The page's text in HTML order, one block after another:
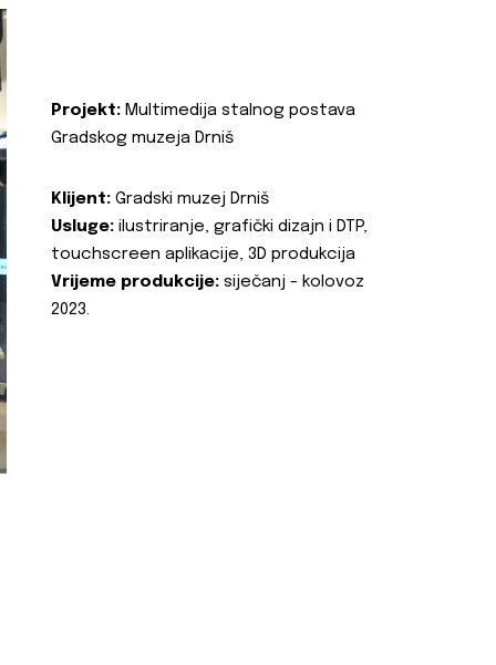
Projekt: Multimedija stalnog postava
Gradskog muzeja Drniš
Klijent: Gradski muzej Drniš
Usluge: ilustriranje, grafički dizajn i DTP,
touchscreen aplikacije, 3D produkcija
Vrijeme produkcije: siječanj - kolovoz
2023.